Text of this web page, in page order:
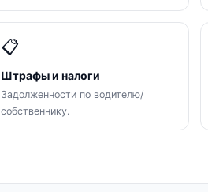
📋
Штрафы и налоги
Задолженности по водителю/
собственнику.